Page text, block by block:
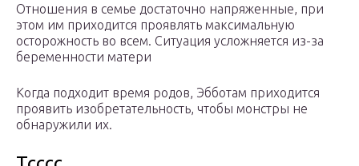
Отношения в семье достаточно напряженные, при
этом им приходится проявлять максимальную
осторожность во всем. Ситуация усложняется из-за
беременности матери
Когда подходит время родов, Эбботам приходится
проявить изобретательность, чтобы монстры не
обнаружили их.